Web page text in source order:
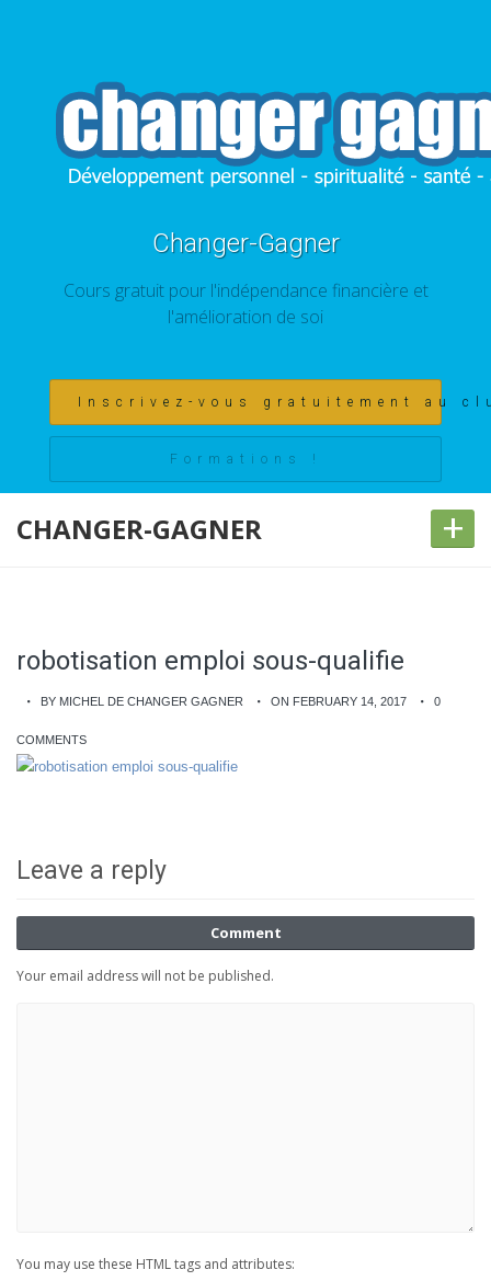
Changer-Gagner
Cours gratuit pour l'indépendance financière et
l'amélioration de soi
Inscrivez-vous gratuitement au
Formations !
CHANGER-GAGNER +
robotisation emploi sous-qualifie
BY MICHEL DE CHANGER GAGNER ON FEBRUARY 14, 2017 0
COMMENTS
Leave a reply
Comment
Your email address will not be published.
You may use these HTML tags and attributes: